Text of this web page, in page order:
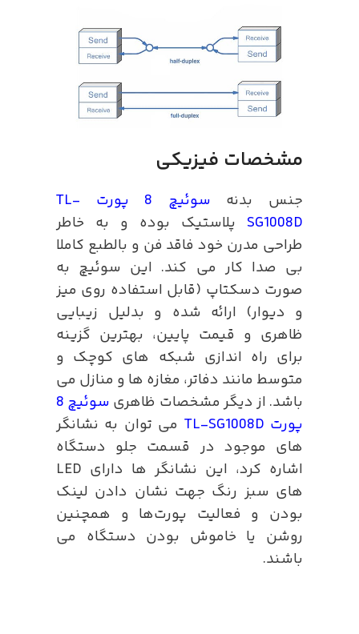
مشخصات فیزیکی
جنس بدنه
سوئیچ 8 پورت TL-
SG1008D پلاستیک بوده و به خاطر
طراحی مدرن خود فاقد فن و بالطبع کاملا
بی صدا کار می کند. این سوئیچ به
صورت دسکتاپ (قابل استفاده روی میز
و دیوار) ارائه شده و بدلیل زیبایی
ظاهری و قیمت پایین، بهترین گزینه
برای راه اندازی شبکه های کوچک و
متوسط مانند دفاتر، مغازه ها و منازل می
باشد. از دیگر مشخصات ظاهری
سوئیچ 8
پورت TL-SG1008D
می توان به نشانگر
های موجود در قسمت جلو دستگاه
اشاره کرد، این نشانگر ها دارای LED
های سبز رنگ جهت نشان دادن لینک
بودن و فعالیت پورت‌ها و همچنین
روشن یا خاموش بودن دستگاه می
باشند.